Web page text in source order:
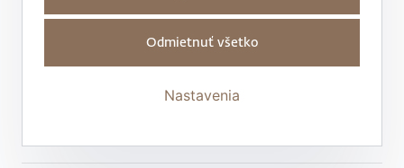
Zdieľať na sociálnych sieťach:
Odmietnuť všetko
Nastavenia